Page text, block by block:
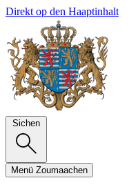
Direkt op den Haaptinhalt
Sichen
Menü Zoumaachen